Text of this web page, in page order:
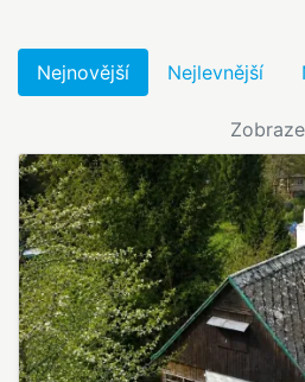
Nejnovější Nejlevnější